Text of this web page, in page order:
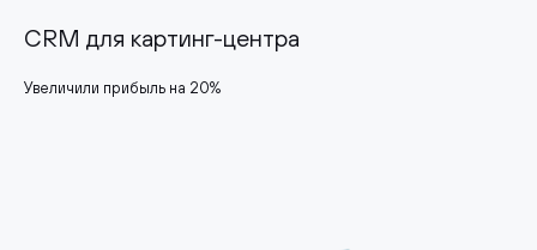
CRM для картинг-центра
Увеличили прибыль на 20%